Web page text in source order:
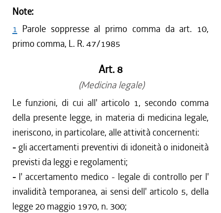
Note:
1 Parole soppresse al primo comma da art. 10,
primo comma, L. R. 47/1985
Art. 8
(Medicina legale)
Le funzioni, di cui all' articolo 1, secondo comma
della presente legge, in materia di medicina legale,
ineriscono, in particolare, alle attività concernenti:
- gli accertamenti preventivi di idoneità o inidoneità
previsti da leggi e regolamenti;
- l' accertamento medico - legale di controllo per l'
invalidità temporanea, ai sensi dell' articolo 5, della
legge 20 maggio 1970, n. 300;